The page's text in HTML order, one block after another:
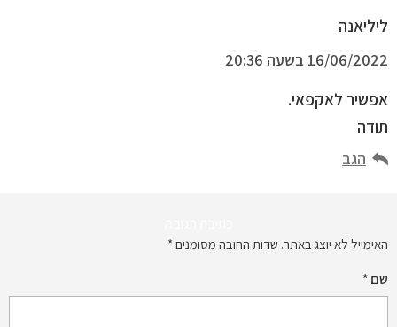
ליליאנה
16/06/2022 בשעה 20:36
אפשיר לאקפאי.
תודה
הגב
האימייל לא יוצג באתר. שדות החובה מסומנים *
שם *